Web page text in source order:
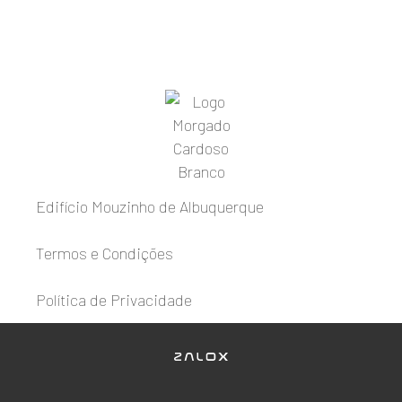
Edifício Mouzinho de Albuquerque
Termos e Condições
Política de Privacidade